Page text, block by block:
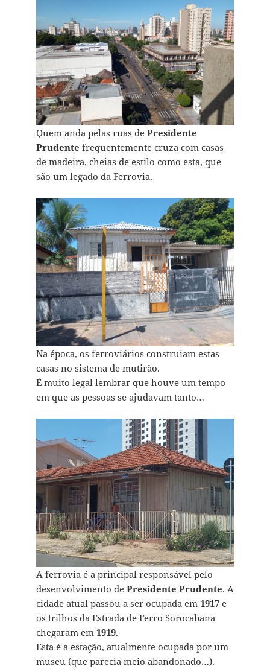
Quem anda pelas ruas de Presidente
Prudente frequentemente cruza com casas
de madeira, cheias de estilo como esta, que
são um legado da Ferrovia.
Na época, os ferroviários construiam estas
casas no sistema de mutirão.
É muito legal lembrar que houve um tempo
em que as pessoas se ajudavam tanto…
A ferrovia é a principal responsável pelo
desenvolvimento de Presidente Prudente. A
cidade atual passou a ser ocupada em 1917e
os trilhos da Estrada de Ferro Sorocabana
chegaram em 1919.
Esta é a estação, atualmente ocupada por um
museu (que parecia meio abandonado…).